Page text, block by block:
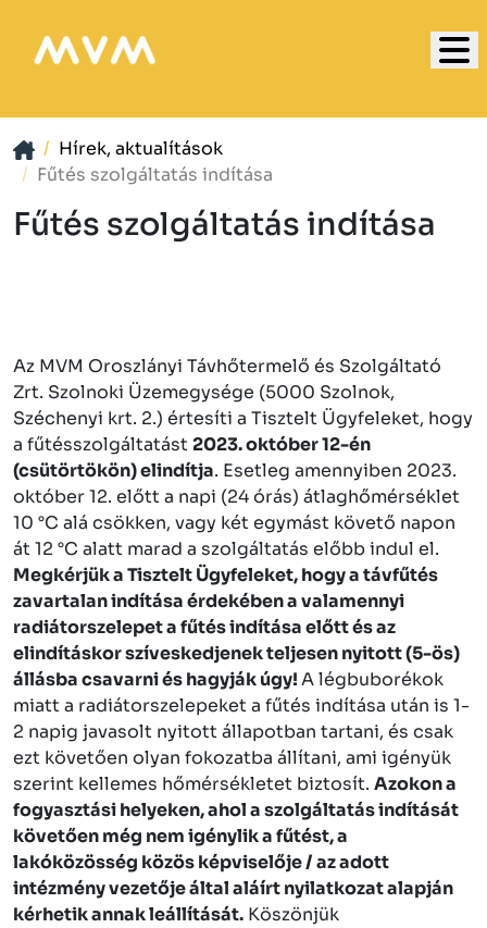
Hírek, aktualítások
Fűtés szolgáltatás indítása
Fűtés szolgáltatás indítása
Az MVM Oroszlányi Távhőtermelő és Szolgáltató
Zrt. Szolnoki Üzemegysége (5000 Szolnok,
Széchenyi krt. 2.) értesíti a Tisztelt Ügyfeleket, hogy
a fűtésszolgáltatást2023. október 12-én
(csütörtökön) elindítja. Esetleg amennyiben 2023.
október 12. előtt a napi (24 órás) átlaghőmérséklet
10 °C alá csökken, vagy két egymást követő napon
át 12 °C alatt marad a szolgáltatás előbb indul el.
Megkérjük a Tisztelt Ügyfeleket, hogy a távfűtés
zavartalan indítása érdekében a valamennyi
radiátorszelepet a fűtés indítása előtt és az
elindításkor szíveskedjenek teljesen nyitott (5-ös)
állásba csavarni és hagyják úgy!A légbuborékok
miatt a radiátorszelepeket a fűtés indítása után is 1-
2 napig javasolt nyitott állapotban tartani, és csak
ezt követően olyan fokozatba állítani, ami igényük
szerint kellemes hőmérsékletet biztosít. Azokon a
fogyasztási helyeken, ahol a szolgáltatás indítását
követően még nem igénylik a fűtést, a
lakóközösség közös képviselője / az adott
intézmény vezetője által aláírt nyilatkozat alapján
kérhetik annak leállítását. Köszönjük